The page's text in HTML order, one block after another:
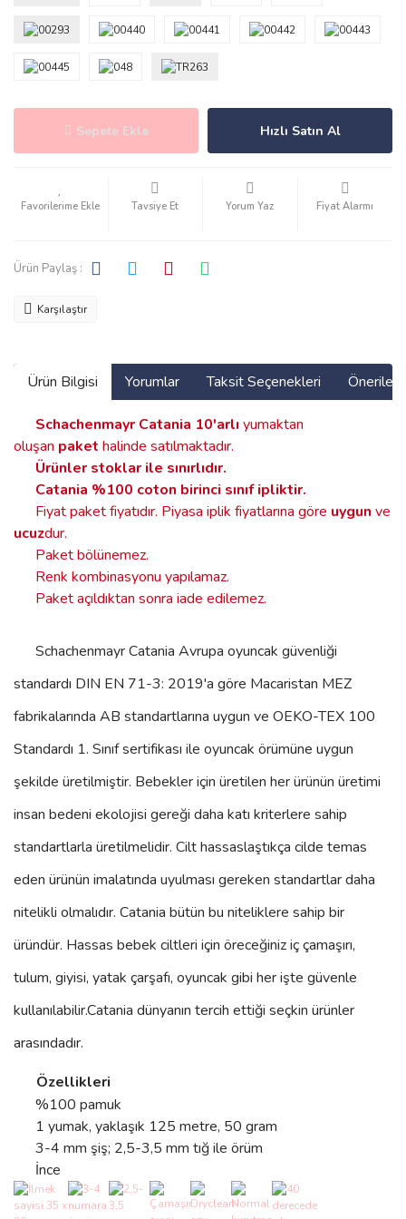
Sepete Ekle Hızlı Satın Al
Tavsiye Et Yorum Yaz Fiyat Alarmı
Ürün Paylaş :
Karşılaştır
Ürün Bilgisi Yorumlar Taksit Seçenekleri
Schachenmayr Catania 10'arlı yumaktan
oluşan paket halinde satılmaktadır.
Ürünler stoklar ile sınırlıdır.
Catania %100 coton birinci sınıf ipliktir.
Fiyat paket fiyatıdır. Piyasa iplik fiyatlarına göre uygun ve
ucuzdur.
Paket bölünemez.
Renk kombinasyonu yapılamaz.
Paket açıldıktan sonra iade edilemez.
Schachenmayr Catania Avrupa oyuncak güvenliği
standardı DIN EN 71-3: 2019'a göre Macaristan MEZ
fabrikalarında AB standartlarına uygun ve OEKO-TEX 100
Standardı 1. Sınıf sertifikası ile oyuncak örümüne uygun
şekilde üretilmiştir. Bebekler için üretilen her ürünün üretimi
insan bedeni ekolojisi gereği daha katı kriterlere sahip
standartlarla üretilmelidir. Cilt hassaslaştıkça cilde temas
eden ürünün imalatında uyulması gereken standartlar daha
nitelikli olmalıdır. Catania bütün bu niteliklere sahip bir
üründür. Hassas bebek ciltleri için öreceğiniz iç çamaşırı,
tulum, giyisi, yatak çarşafı, oyuncak gibi her işte güvenle
kullanılabilir.Catania dünyanın tercih ettiği seçkin ürünler
arasındadır.
Özellikleri
%100 pamuk
1 yumak, yaklaşık 125 metre, 50 gram
3-4 mm şiş; 2,5-3,5 mm tığ ile örüm
İnce